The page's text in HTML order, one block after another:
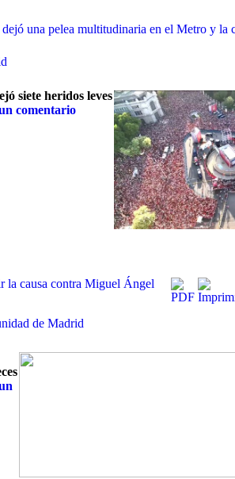
una pelea multitudinaria en el Metro y la
siete heridos leves
comentario
la causa contra Miguel Ángel
de Madrid